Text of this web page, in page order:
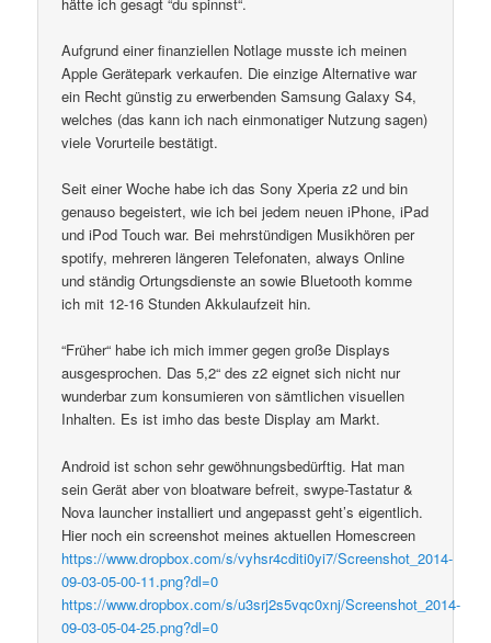
Aufgrund einer finanziellen Notlage musste ich meinen
Apple Gerätepark verkaufen. Die einzige Alternative war
ein Recht günstig zu erwerbenden Samsung Galaxy S4,
welches (das kann ich nach einmonatiger Nutzung sagen)
viele Vorurteile bestätigt.
Seit einer Woche habe ich das Sony Xperia z2 und bin
genauso begeistert, wie ich bei jedem neuen iPhone, iPad
und iPod Touch war. Bei mehrstündigen Musikhören per
spotify, mehreren längeren Telefonaten, always Online
und ständig Ortungsdienste an sowie Bluetooth komme
ich mit 12-16 Stunden Akkulaufzeit hin.
“Früher“ habe ich mich immer gegen große Displays
ausgesprochen. Das 5,2“ des z2 eignet sich nicht nur
wunderbar zum konsumieren von sämtlichen visuellen
Inhalten. Es ist imho das beste Display am Markt.
Android ist schon sehr gewöhnungsbedürftig. Hat man
sein Gerät aber von bloatware befreit, swype-Tastatur &
Nova launcher installiert und angepasst geht’s eigentlich.
Hier noch ein screenshot meines aktuellen Homescreen
https://www.dropbox.com/s/vyhsr4cditi0yi7/Screenshot_2014-
09-03-05-00-11.png?dl=0
https://www.dropbox.com/s/u3srj2s5vqc0xnj/Screenshot_2014-
09-03-05-04-25.png?dl=0